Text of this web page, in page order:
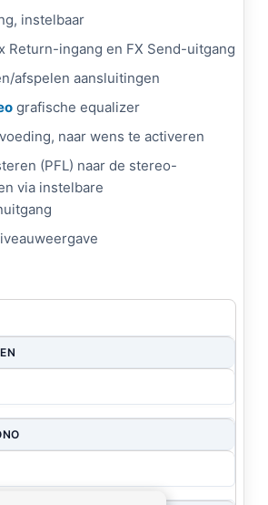
instelbaar
Return-ingang en FX Send-uitgang
afspelen aansluitingen
grafische equalizer
naar wens te activeren
(PFL) naar de stereo-
via instelbare